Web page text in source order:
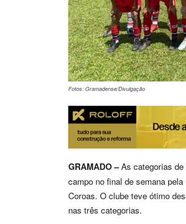
Fotos: Gramadense/Divulgação
GRAMADO –As categorias de
campo no final de semana
Coroas. O clube teve ótimo
nas três categorias.